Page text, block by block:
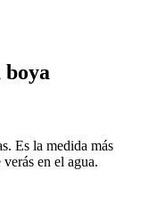
boya
Es la medida más
en el agua.